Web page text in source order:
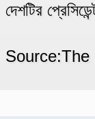
দেশটির
Source:The